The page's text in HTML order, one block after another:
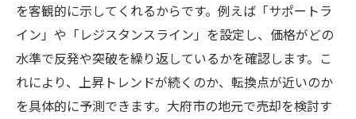
を客観的に示してくれるからです。例えば「サポートラ
イン」や「レジスタンスライン」を設定し、価格がどの
水準で反発や突破を繰り返しているかを確認します。こ
れにより、上昇トレンドが続くのか、転換点が近いのか
を具体的に予測できます。大府市の地元で売却を検討す